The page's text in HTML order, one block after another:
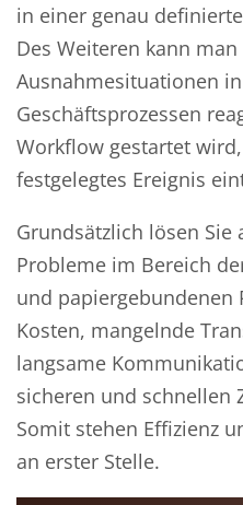
in einer genau
Des Weiteren kann
Ausnahmesituationen
Geschäftsprozessen
Workflow gestartet
festgelegtes Ereignis
Grundsätzlich lösen
Probleme im Bereich
und papiergebundenen
Kosten, mangelnde
langsame
sicheren und schnellen
Somit stehen Effizienz
an erster Stelle.